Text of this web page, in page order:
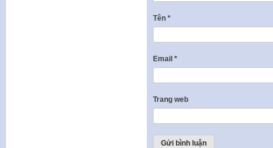
Tên *
Email *
Trang web